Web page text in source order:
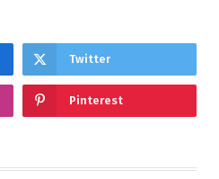
Twitter
Pinterest